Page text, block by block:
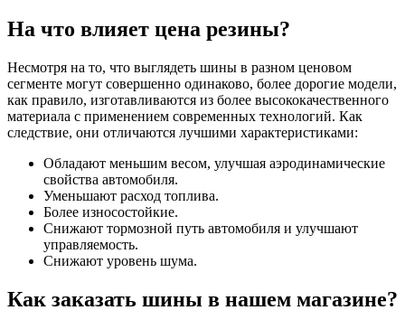
На что влияет цена резины?
Несмотря на то, что выглядеть шины в разном ценовом
сегменте могут совершенно одинаково, более дорогие модели,
как правило, изготавливаются из более высококачественного
материала с применением современных технологий. Как
следствие, они отличаются лучшими характеристиками:
Обладают меньшим весом, улучшая аэродинамические
свойства автомобиля.
Уменьшают расход топлива.
Более износостойкие.
Снижают тормозной путь автомобиля и улучшают
управляемость.
Снижают уровень шума.
Как заказать шины в нашем магазине?